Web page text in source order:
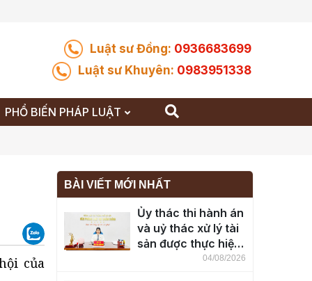
Luật sư Đồng: 0936683699
Luật sư Khuyên: 0983951338
PHỔ BIẾN PHÁP LUẬT
của
BÀI VIẾT MỚI NHẤT
Ủy thác thi hành án
và uỷ thác xử lý tài
sản được thực hiện
04/08/2026